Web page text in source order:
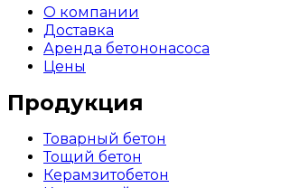
О компании
Доставка
Аренда бетононасоса
Цены
Продукция
Товарный бетон
Тощий бетон
Керамзитобетон